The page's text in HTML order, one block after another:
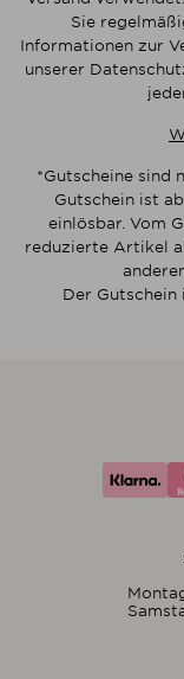
Sie
Informationen zur
unserer
*Gutscheine sind
Gutschein ist
einlösbar. Vom
reduzierte Artikel
Der Gutschein